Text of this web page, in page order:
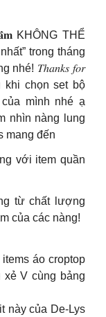
KHÔNG THỂ
trong tháng
nhé! 𝑇ℎ𝑎𝑛𝑘𝑠 𝑓𝑜𝑟
khi chọn set bộ
mình nhé ạ
nhìn nàng lung
mang đến
với item quần
từ chất lượng
của các nàng!
áo croptop
V cùng bảng
này của De-Lys